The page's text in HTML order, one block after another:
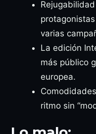
varias
La edición
más público
europea.
ritmo sin